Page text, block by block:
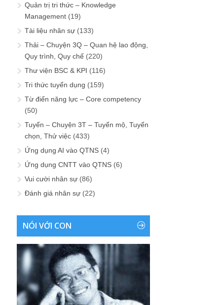
Quản trị tri thức – Knowledge
Management (19)
Tài liệu nhân sự (133)
Thải – Chuyện 3Q – Quan hệ lao động,
Quy trình, Quy chế (220)
Thư viện BSC & KPI (116)
Tri thức tuyển dụng (159)
Từ điển năng lực – Core competency
(50)
Tuyển – Chuyện 3T – Tuyển mộ, Tuyển
chọn, Thử việc (433)
Ứng dụng AI vào QTNS (4)
Ứng dụng CNTT vào QTNS (6)
Vui cười nhân sự (86)
Đánh giá nhân sự (22)
NÓI VỚI CON